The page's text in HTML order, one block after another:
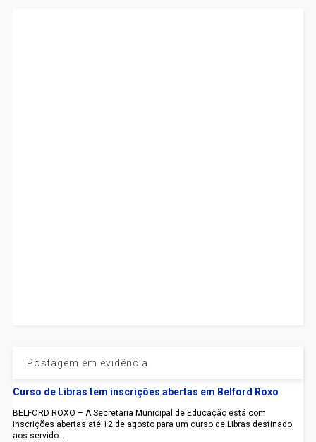
Postagem em evidência
Curso de Libras tem inscrições abertas em Belford Roxo
BELFORD ROXO – A Secretaria Municipal de Educação está com
inscrições abertas até 12 de agosto para um curso de Libras destinado
aos servido...